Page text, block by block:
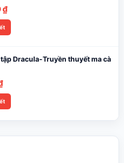
₫
Dracula-Truyền thuyết ma cà